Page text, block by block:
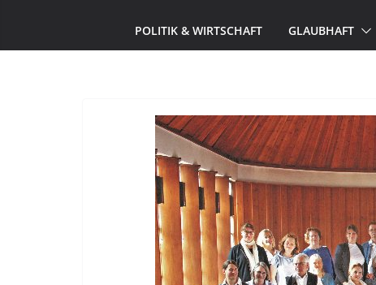
POLITIK & WIRTSCHAFT GLAUBHAFT